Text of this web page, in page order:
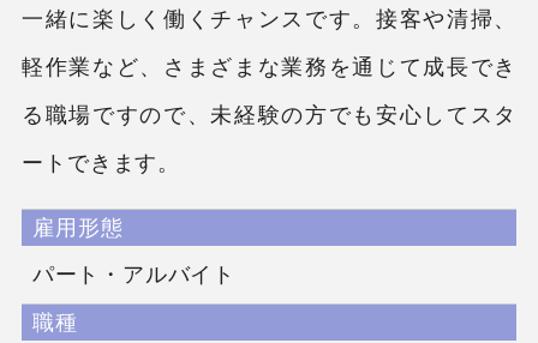
一緒に楽しく働くチャンスです。接客や清掃、
軽作業など、さまざまな業務を通じて成長でき
る職場ですので、未経験の方でも安心してスタ
ートできます。
雇用形態
パート・アルバイト
職種